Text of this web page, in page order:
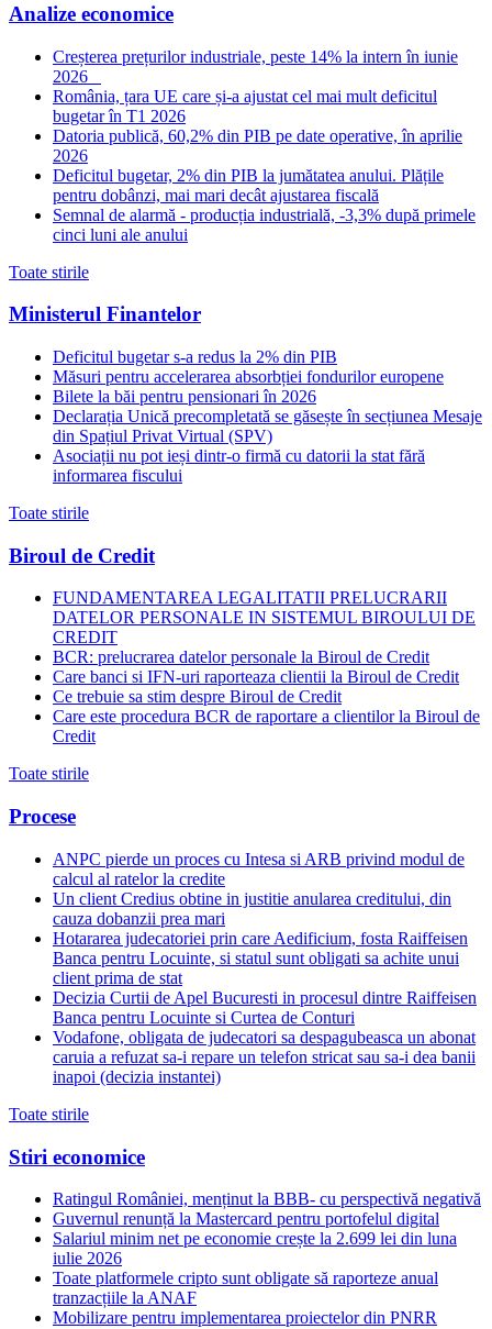
Analize economice
Creșterea prețurilor industriale, peste 14% la intern în iunie
2026
România, țara UE care și-a ajustat cel mai mult deficitul
bugetar în T1 2026
Datoria publică, 60,2% din PIB pe date operative, în aprilie
2026
Deficitul bugetar, 2% din PIB la jumătatea anului. Plățile
pentru dobânzi, mai mari decât ajustarea fiscală
Semnal de alarmă - producția industrială, -3,3% după primele
cinci luni ale anului
Toate stirile
Ministerul Finantelor
Deficitul bugetar s-a redus la 2% din PIB
Măsuri pentru accelerarea absorbției fondurilor europene
Bilete la băi pentru pensionari în 2026
Declarația Unică precompletată se găsește în secțiunea Mesaje
din Spațiul Privat Virtual (SPV)
Asociații nu pot ieși dintr-o firmă cu datorii la stat fără
informarea fiscului
Toate stirile
Biroul de Credit
FUNDAMENTAREA LEGALITATII PRELUCRARII
DATELOR PERSONALE IN SISTEMUL BIROULUI DE
CREDIT
BCR: prelucrarea datelor personale la Biroul de Credit
Care banci si IFN-uri raporteaza clientii la Biroul de Credit
Ce trebuie sa stim despre Biroul de Credit
Care este procedura BCR de raportare a clientilor la Biroul de
Credit
Toate stirile
Procese
ANPC pierde un proces cu Intesa si ARB privind modul de
calcul al ratelor la credite
Un client Credius obtine in justitie anularea creditului, din
cauza dobanzii prea mari
Hotararea judecatoriei prin care Aedificium, fosta Raiffeisen
Banca pentru Locuinte, si statul sunt obligati sa achite unui
client prima de stat
Decizia Curtii de Apel Bucuresti in procesul dintre Raiffeisen
Banca pentru Locuinte si Curtea de Conturi
Vodafone, obligata de judecatori sa despagubeasca un abonat
caruia a refuzat sa-i repare un telefon stricat sau sa-i dea banii
inapoi (decizia instantei)
Toate stirile
Stiri economice
Ratingul României, menținut la BBB- cu perspectivă negativă
Guvernul renunță la Mastercard pentru portofelul digital
Salariul minim net pe economie crește la 2.699 lei din luna
iulie 2026
Toate platformele cripto sunt obligate să raporteze anual
tranzacțiile la ANAF
Mobilizare pentru implementarea proiectelor din PNRR